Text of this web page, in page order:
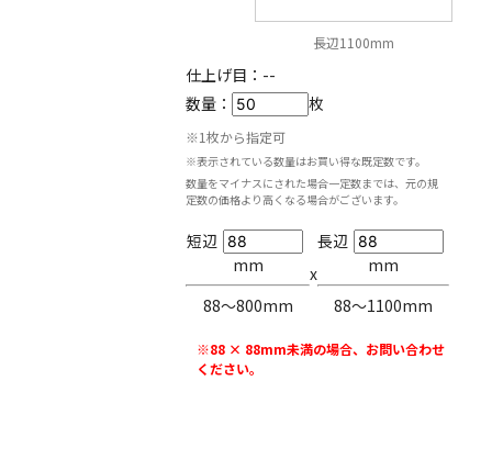
長辺1100mm
仕上げ目： --
数量：
枚
※1枚から指定可
※表示されている数量はお買い得な既定数です。
数量をマイナスにされた場合一定数までは、元の規
定数の価格より高くなる場合がございます。
短辺
mm
88〜800mm
x
長辺
mm
88〜1100mm
※88 × 88mm未満の場合、お問い合わせ
ください。